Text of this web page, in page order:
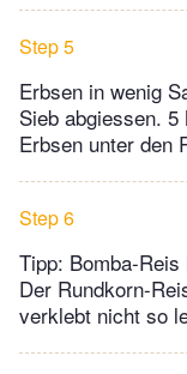
Step 5
Erbsen in wenig
Sieb abgiessen.
Erbsen unter den
Step 6
Tipp: Bomba-
Der Rundkorn-
verklebt nicht so